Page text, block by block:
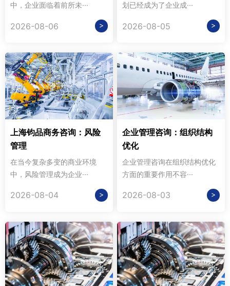
中，企业面临着前所未···
2026-08-06 >
划已经成为了企业成···
2026-08-05 >
上海钧品商务咨询：风险
管理
在当今复杂多变的商业环境
中，风险管理成为企业···
2026-08-04 >
企业管理咨询：组织结构
优化
企业管理咨询在组织结构优化
方面的重要作用不容···
2026-08-03 >